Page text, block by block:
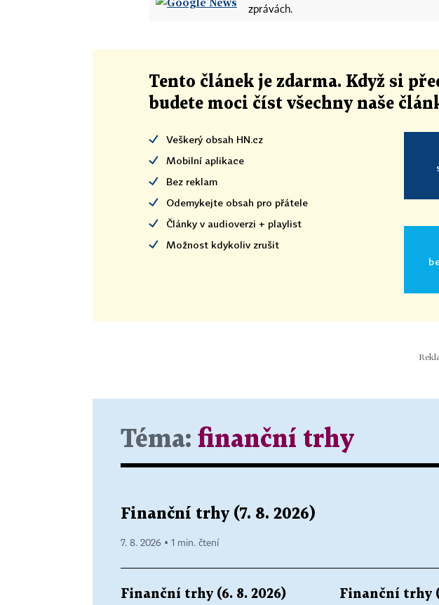
zprávách.
Tento článek je zdarma. Když si
budete moci číst všechny naše
Veškerý obsah HN.cz
Mobilní aplikace
Bez reklam
Odemykejte obsah pro přátele
Články v audioverzi + playlist
Možnost kdykoliv zrušit
Téma: finanční trhy
Finanční trhy (7. 8. 2026)
7. 8. 2026 ▪ 1 min. čtení
Finanční trhy (6. 8. 2026) Finanční trhy